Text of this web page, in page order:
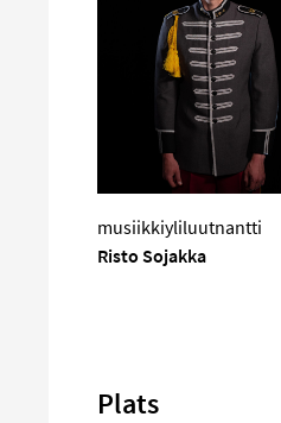
musiikkiyliluutnantti
Risto Sojakka
Plats